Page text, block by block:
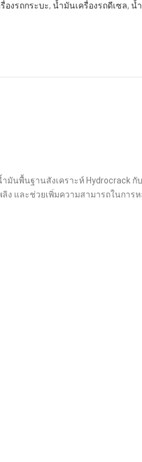
องรถกระบะ, น้ำมันเครื่องรถดีเซล, น้
นพื้นฐานสังเคราะห์ Hydrocrack กั
และช่วยเพิ่มความสามารถในการห